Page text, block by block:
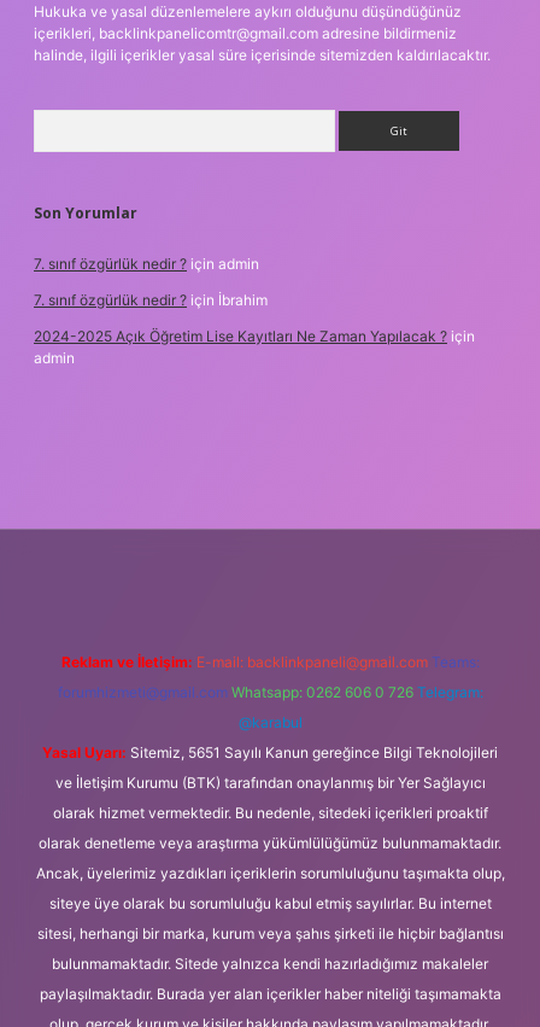
Hukuka ve yasal düzenlemelere aykırı olduğunu düşündüğünüz
içerikleri, backlinkpanelicomtr@gmail.com adresine bildirmeniz
halinde, ilgili içerikler yasal süre içerisinde sitemizden kaldırılacaktır.
Son Yorumlar
7. sınıf özgürlük nedir ? için admin
7. sınıf özgürlük nedir ? için İbrahim
2024-2025 Açık Öğretim Lise Kayıtları Ne Zaman Yapılacak ? için
admin
Reklam ve İletişim: E-mail: backlinkpaneli@gmail.com Teams:
forumhizmeti@gmail.com Whatsapp: 0262 606 0 726 Telegram:
@karabul
Yasal Uyarı: Sitemiz, 5651 Sayılı Kanun gereğince Bilgi Teknolojileri
ve İletişim Kurumu (BTK) tarafından onaylanmış bir Yer Sağlayıcı
olarak hizmet vermektedir. Bu nedenle, sitedeki içerikleri proaktif
olarak denetleme veya araştırma yükümlülüğümüz bulunmamaktadır.
Ancak, üyelerimiz yazdıkları içeriklerin sorumluluğunu taşımakta olup,
siteye üye olarak bu sorumluluğu kabul etmiş sayılırlar. Bu internet
sitesi, herhangi bir marka, kurum veya şahıs şirketi ile hiçbir bağlantısı
bulunmamaktadır. Sitede yalnızca kendi hazırladığımız makaleler
paylaşılmaktadır. Burada yer alan içerikler haber niteliği taşımamakta